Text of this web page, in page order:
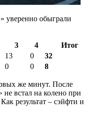
уверенно обыграли
3 4
Итог
13 0
32
0 0 8
же минут. После
встал на колено при
результат – сэйфти и